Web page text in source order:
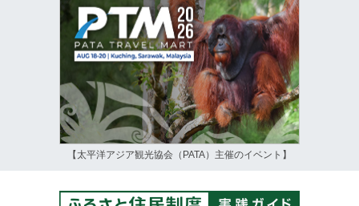
【太平洋アジア観光協会（PATA）主催のイベント】